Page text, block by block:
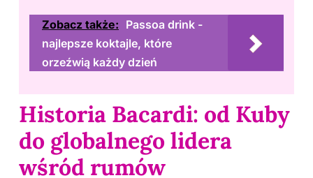
Zobacz także: Passoa drink -
najlepsze koktajle, które
orzeźwią każdy dzień
Historia Bacardi: od Kuby
do globalnego lidera
wśród rumów